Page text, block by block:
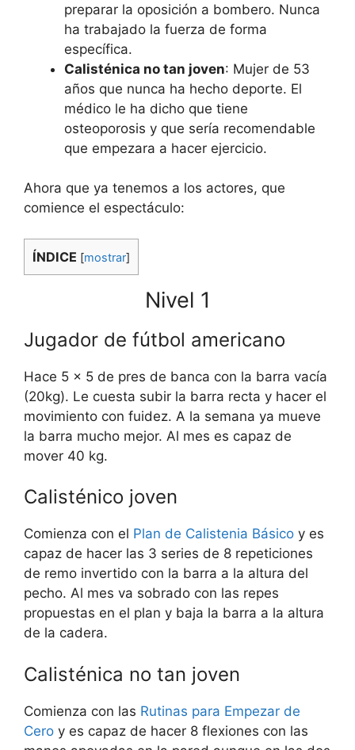
preparar la oposición a bombero. Nunca
ha trabajado la fuerza de forma
específica.
Calisténica no tan joven: Mujer de 53
años que nunca ha hecho deporte. El
médico le ha dicho que tiene
osteoporosis y que sería recomendable
que empezara a hacer ejercicio.
Ahora que ya tenemos a los actores, que
comience el espectáculo:
ÍNDICE [mostrar]
Nivel 1
Jugador de fútbol americano
Hace 5 x 5 de pres de banca con la barra vacía
(20kg). Le cuesta subir la barra recta y hacer el
movimiento con fuidez. A la semana ya mueve
la barra mucho mejor. Al mes es capaz de
mover 40 kg.
Calisténico joven
Comienza con el Plan de Calistenia Básico y es
capaz de hacer las 3 series de 8 repeticiones
de remo invertido con la barra a la altura del
pecho. Al mes va sobrado con las repes
propuestas en el plan y baja la barra a la altura
de la cadera.
Calisténica no tan joven
Comienza con las Rutinas para Empezar de
Cero y es capaz de hacer 8 flexiones con las